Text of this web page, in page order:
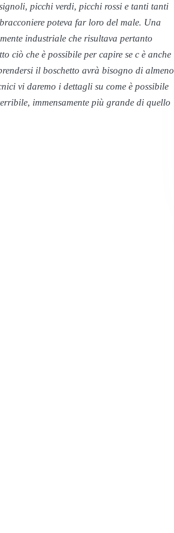
picchi verdi, picchi rossi e tanti tanti
poteva far loro del male. Una
industriale che risultava pertanto
ciò che è possibile per capire se c è anche
il boschetto avrà bisogno di almeno
vi daremo i dettagli su come è possibile
immensamente più grande di quello